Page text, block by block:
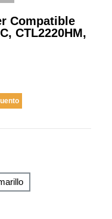
Compatible
CTL2220HM,